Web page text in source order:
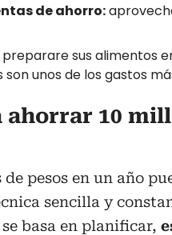
de ahorro:
preparare sus alimentos
son unos de los gastos
ahorrar 10
pesos en un año
sencilla y
basa en planificar,